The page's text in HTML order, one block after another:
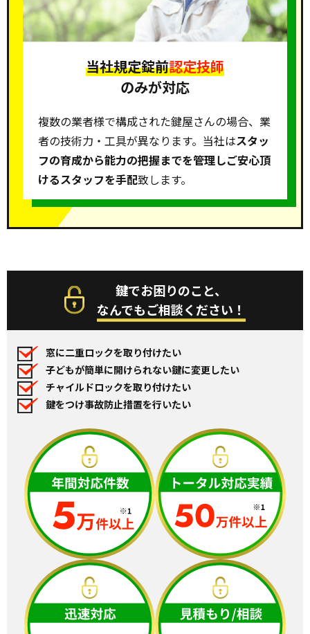
当社規定錠前認定技師
のみが対応
複数の業者様で構成された鍵屋さんの場合、業
者の技術力・工具が異なります。当社はスタッ
フの育成から能力の把握までを管理しご安心頂
けるスタッフを手配致します。
鍵でお困りのこと、
なんでもご相談ください！
窓に二重ロックを取り付けたい
子どもが簡単に開けられない鍵に変更したい
チャイルドロックを取り付けたい
鍵をつけ事故防止措置を行いたい